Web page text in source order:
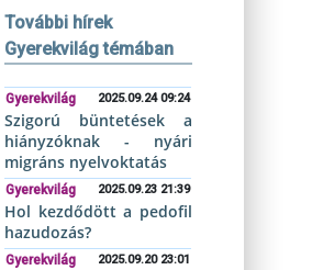
További hírek
Gyerekvilág témában
Gyerekvilág 2025.09.24 09:24
Szigorú büntetések a
hiányzóknak - nyári
migráns nyelvoktatás
Gyerekvilág 2025.09.23 21:39
Hol kezdődött a pedofil
hazudozás?
Gyerekvilág 2025.09.20 23:01